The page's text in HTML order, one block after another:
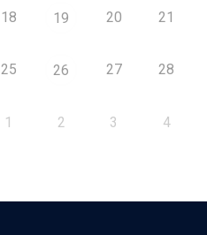
18 19 20 21
25 26 27 28
1 2 3 4